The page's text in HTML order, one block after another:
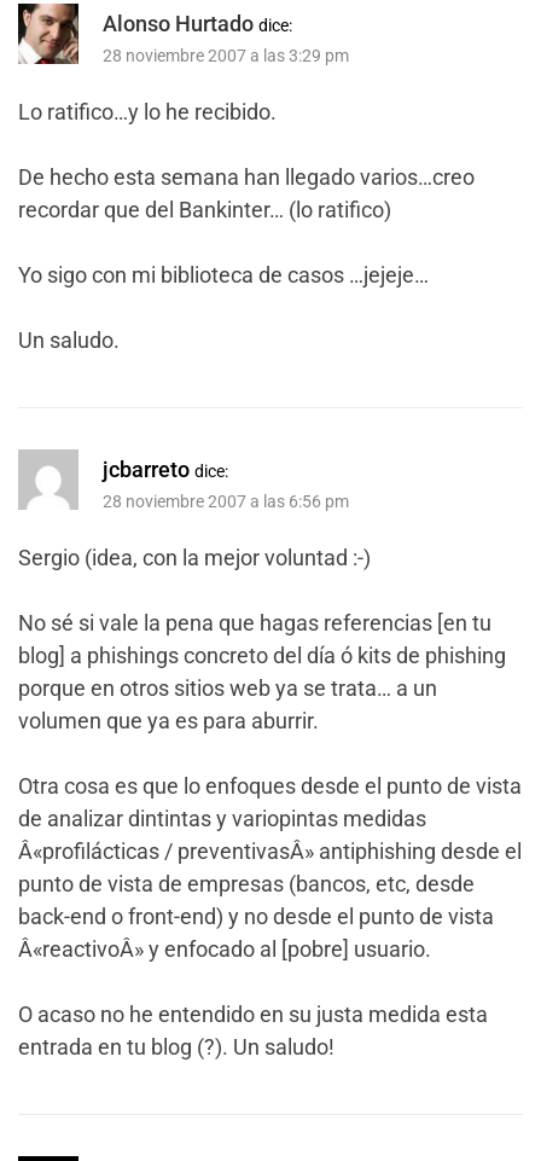
Alonso Hurtado dice:
28 noviembre 2007 a las 3:29 pm
Lo ratifico…y lo he recibido.
De hecho esta semana han llegado varios…creo
recordar que del Bankinter… (lo ratifico)
Yo sigo con mi biblioteca de casos …jejeje…
Un saludo.
jcbarreto dice:
28 noviembre 2007 a las 6:56 pm
Sergio (idea, con la mejor voluntad :-)
No sé si vale la pena que hagas referencias [en tu
blog] a phishings concreto del día ó kits de phishing
porque en otros sitios web ya se trata… a un
volumen que ya es para aburrir.
Otra cosa es que lo enfoques desde el punto de vista
de analizar dintintas y variopintas medidas
Â«profilácticas / preventivasÂ» antiphishing desde el
punto de vista de empresas (bancos, etc, desde
back-end o front-end) y no desde el punto de vista
Â«reactivoÂ» y enfocado al [pobre] usuario.
O acaso no he entendido en su justa medida esta
entrada en tu blog (?). Un saludo!